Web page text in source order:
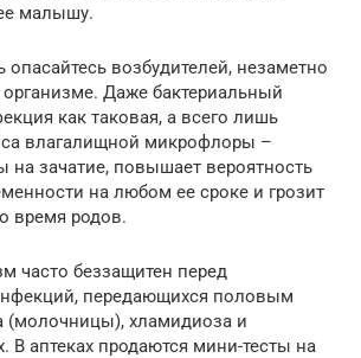
малышу.
опасайтесь возбудителей, незаметно
Даже бактериальный
как таковая, а всего лишь
влагалищной микрофлоры –
на зачатие, повышает вероятность
на любом ее сроке и грозит
время родов.
часто беззащитен перед
передающихся половым
(молочницы), хламидиоза и
В аптеках продаются мини-тесты на